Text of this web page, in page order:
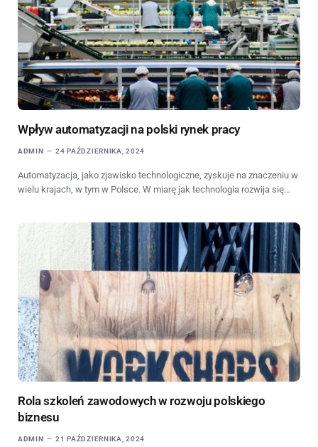
Wpływ automatyzacji na polski rynek pracy
ADMIN 24 PAŹDZIERNIKA, 2024
Automatyzacja, jako zjawisko technologiczne, zyskuje na znaczeniu w
wielu krajach, w tym w Polsce. W miarę jak technologia rozwija się…
Rola szkoleń zawodowych w rozwoju polskiego
biznesu
ADMIN 21 PAŹDZIERNIKA, 2024